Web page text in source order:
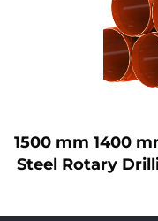
Bukas na Uri ng
asama ang